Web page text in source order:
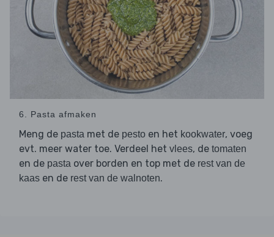
6. Pasta afmaken
Meng de pasta met de pesto en het kookwater, voeg
evt. meer water toe. Verdeel het vlees, de tomaten
en de pasta over borden en top met de rest van de
kaas en de rest van de walnoten.